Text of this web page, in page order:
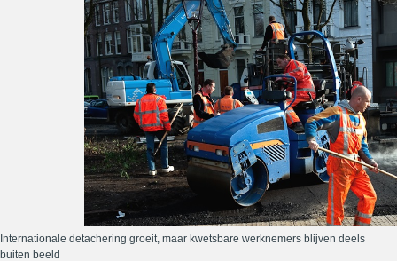
Internationale detachering groeit, maar kwetsbare werknemers blijven deels
buiten beeld